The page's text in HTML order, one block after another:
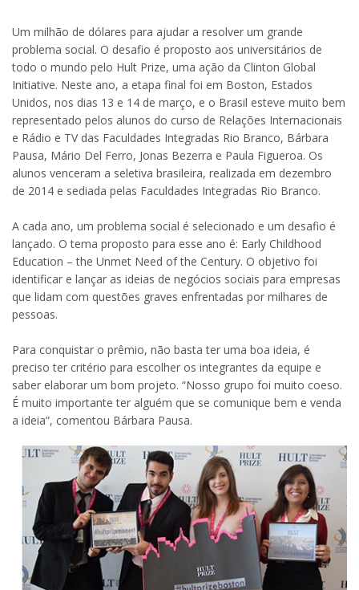
Um milhão de dólares para ajudar a resolver um grande
problema social. O desafio é proposto aos universitários de
todo o mundo pelo Hult Prize, uma ação da Clinton Global
Initiative. Neste ano, a etapa final foi em Boston, Estados
Unidos, nos dias 13 e 14 de março, e o Brasil esteve muito bem
representado pelos alunos do curso de Relações Internacionais
e Rádio e TV das Faculdades Integradas Rio Branco, Bárbara
Pausa, Mário Del Ferro, Jonas Bezerra e Paula Figueroa. Os
alunos venceram a seletiva brasileira, realizada em dezembro
de 2014 e sediada pelas Faculdades Integradas Rio Branco.
A cada ano, um problema social é selecionado e um desafio é
lançado. O tema proposto para esse ano é: Early Childhood
Education – the Unmet Need of the Century. O objetivo foi
identificar e lançar as ideias de negócios sociais para empresas
que lidam com questões graves enfrentadas por milhares de
pessoas.
Para conquistar o prêmio, não basta ter uma boa ideia, é
preciso ter critério para escolher os integrantes da equipe e
saber elaborar um bom projeto. “Nosso grupo foi muito coeso.
É muito importante ter alguém que se comunique bem e venda
a ideia”, comentou Bárbara Pausa.